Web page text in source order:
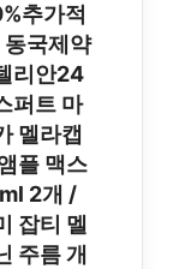
추가적
동국제약
리안24
퍼트 마
멜라캡
플 맥스
2개 /
잡티 멜
주름 개